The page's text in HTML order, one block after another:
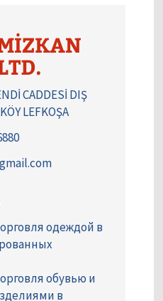
CADDESİ DIŞ
LEFKOŞA
одеждой в
обувью и
в